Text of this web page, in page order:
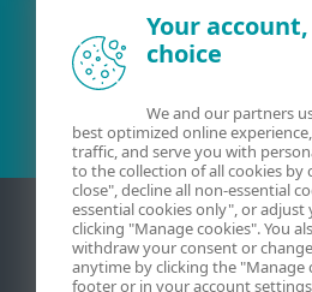
Eksisterende
Your
choice
We and our partners
best optimized online
traffic, and serve you with
to the collection of all cookies by
close", decline all non-essential
essential cookies only", or
clicking "Manage cookies". You
withdraw your consent or
anytime by clicking the "Manage
footer or in your account